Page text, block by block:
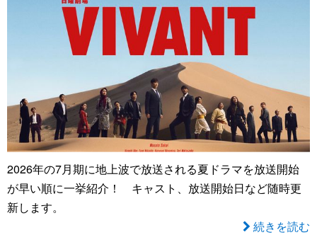
2026年の7月期に地上波で放送される夏ドラマを放送開始
が早い順に一挙紹介！ キャスト、放送開始日など随時更
新します。
続きを読む